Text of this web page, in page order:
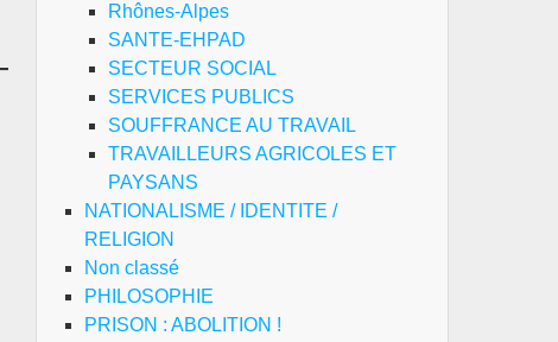
Rhônes-Alpes
SANTE-EHPAD
SECTEUR SOCIAL
SERVICES PUBLICS
SOUFFRANCE AU TRAVAIL
TRAVAILLEURS AGRICOLES ET
PAYSANS
NATIONALISME / IDENTITE /
RELIGION
Non classé
PHILOSOPHIE
PRISON : ABOLITION !